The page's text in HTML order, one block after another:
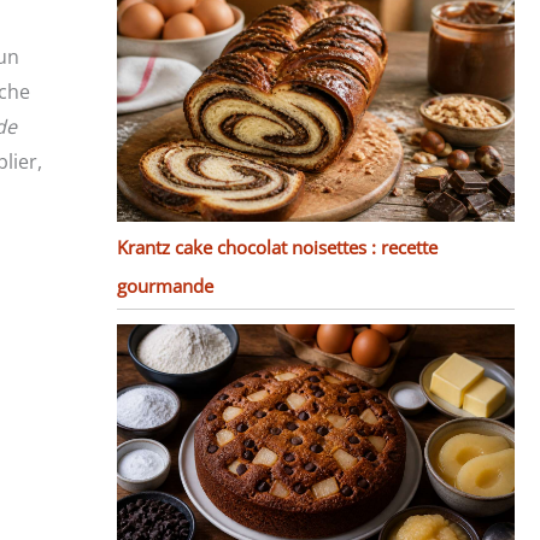
Krantz cake chocolat noisettes : recette
gourmande